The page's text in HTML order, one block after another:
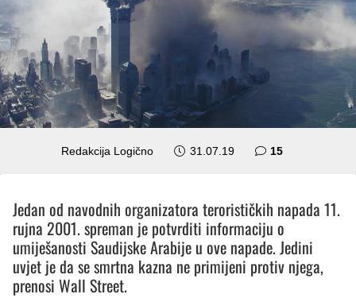
Redakcija Logično 31.07.19 15komentara
Jedan od navodnih organizatora terorističkih napada 11.
rujna 2001. spreman je potvrditi informaciju o
umiješanosti Saudijske Arabije u ove napade. Jedini
uvjet je da se smrtna kazna ne primijeni protiv njega,
prenosi Wall Street.